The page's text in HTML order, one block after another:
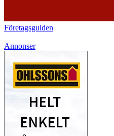
Företagsguiden
Annonser